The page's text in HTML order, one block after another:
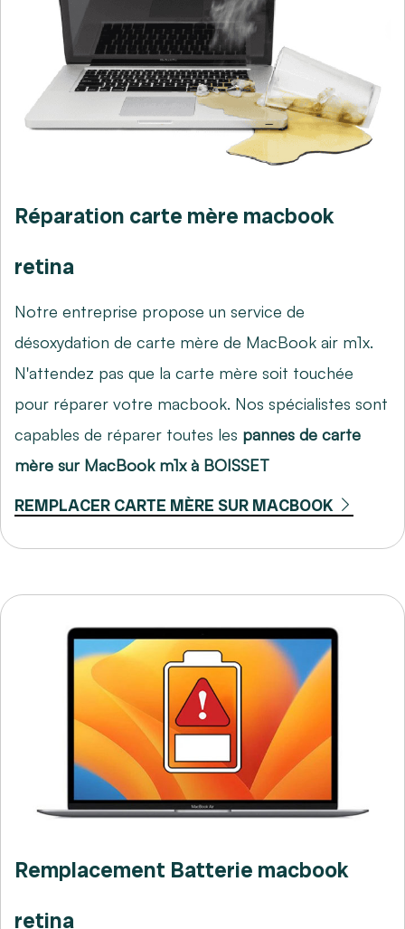
Réparation carte mère macbook
retina
Notre entreprise propose un service de
désoxydation de carte mère de MacBook air m1x.
N'attendez pas que la carte mère soit touchée
pour réparer votre macbook. Nos spécialistes sont
capables de réparer toutes les pannes de carte
mère sur MacBook m1x à BOISSET
REMPLACER CARTE MÈRE SUR MACBOOK
Remplacement Batterie macbook
retina